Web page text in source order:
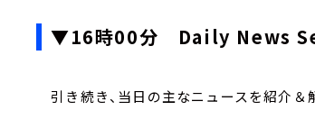
▼16時00分 Daily News
引き続き、当日の主なニュースを紹介＆